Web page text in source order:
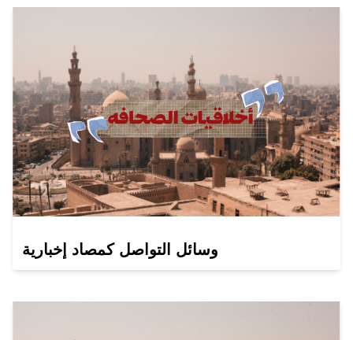
وسائل التواصل كمصاد إخبارية